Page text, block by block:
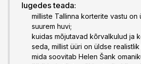
lugedes teada:
milliste Tallinna korterite vastu
suurem huvi;
kuidas mõjutavad kõrvalkulud ja
seda, millist üüri on üldse realistlik
mida soovitab Helen Šank